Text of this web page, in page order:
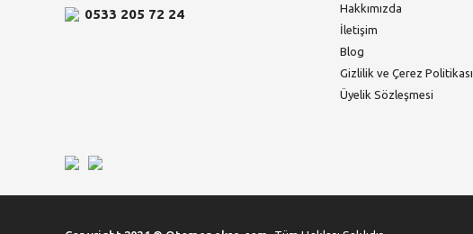
0533 205 72 24
Hakkımızda
İletişim
Blog
Gizlilik ve Çerez Politikası
Üyelik Sözleşmesi